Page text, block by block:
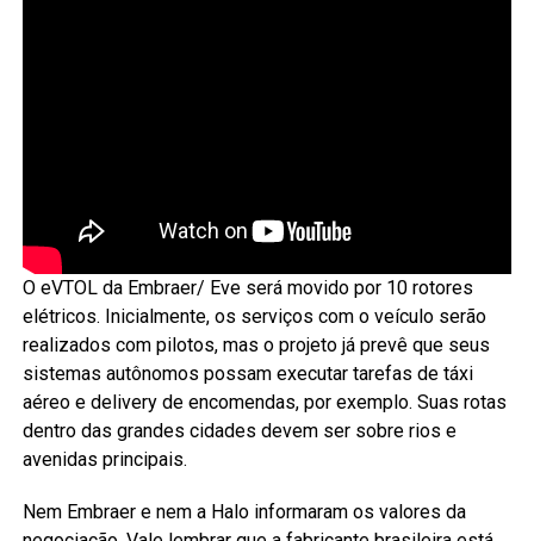
O eVTOL da Embraer/ Eve será movido por 10 rotores
elétricos. Inicialmente, os serviços com o veículo serão
realizados com pilotos, mas o projeto já prevê que seus
sistemas autônomos possam executar tarefas de táxi
aéreo e delivery de encomendas, por exemplo. Suas rotas
dentro das grandes cidades devem ser sobre rios e
avenidas principais.
Nem Embraer e nem a Halo informaram os valores da